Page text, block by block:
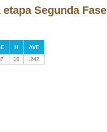
Segunda Fase
H
AVE
16 .242